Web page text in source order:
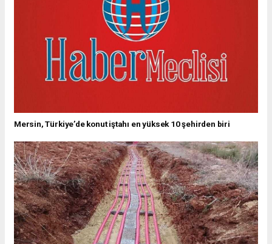
Mersin, Türkiye’de konut iştahı en yüksek 10 şehirden biri